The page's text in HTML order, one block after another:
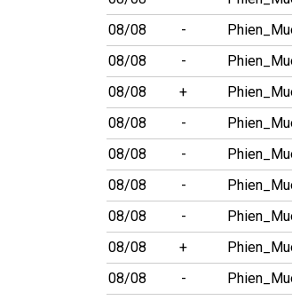
08/08
-
08/08
-
08/08
+
08/08
-
08/08
-
08/08
-
08/08
-
08/08
+
08/08
-